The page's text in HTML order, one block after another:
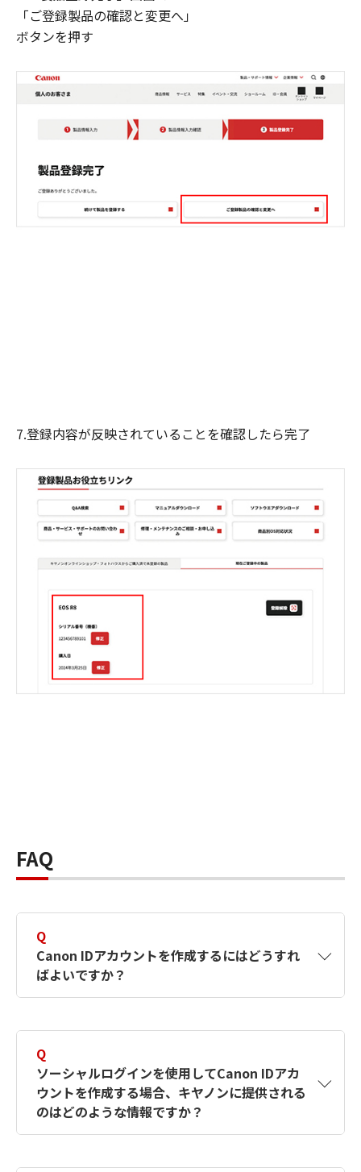
「ご登録製品の確認と変更へ」
ボタンを押す
7.登録内容が反映されていることを確認したら完了
FAQ
Q
Canon IDアカウントを作成するにはどうすれ
ばよいですか？
す。詳しい作成方法は【カメラ】Canon IDとは
何ですか？Canon IDの作成方法は？をご確認く
ださい。
Q
ソーシャルログインを使用してCanon IDアカ
ウントを作成する場合、キヤノンに提供される
のはどのような情報ですか？